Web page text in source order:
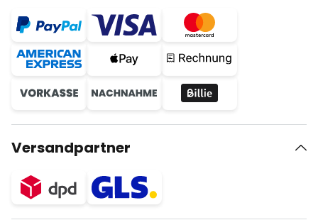
Versandpartner